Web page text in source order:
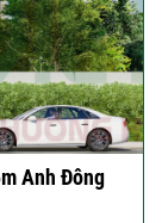
Anh Đông